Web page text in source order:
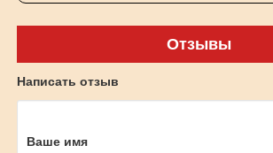
Отзывы
Написать отзыв
Ваше имя